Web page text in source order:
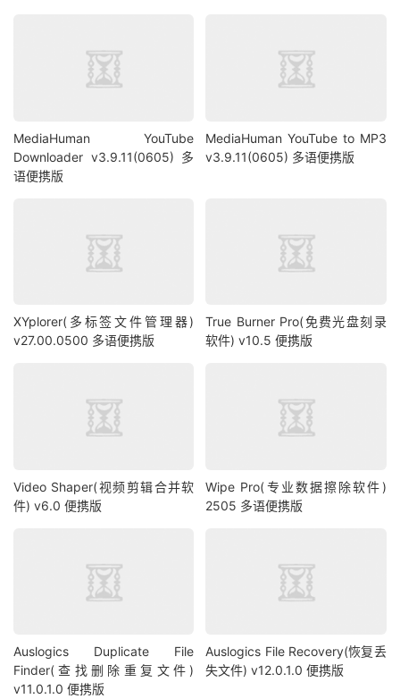
MediaHuman YouTube
Downloader v3.9.11(0605) 多
语便携版
MediaHuman YouTube to MP3
v3.9.11(0605) 多语便携版
XYplorer(多标签文件管理器)
v27.00.0500 多语便携版
True Burner Pro(免费光盘刻录
软件) v10.5 便携版
Video Shaper(视频剪辑合并软
件) v6.0 便携版
Wipe Pro(专业数据擦除软件)
2505 多语便携版
Auslogics Duplicate File
Finder(查找删除重复文件)
v11.0.1.0 便携版
Auslogics File Recovery(恢复丢
失文件) v12.0.1.0 便携版